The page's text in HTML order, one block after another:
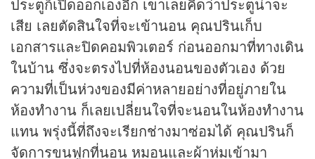
เสีย เลยตัดสินใจที่จะเข้านอน คุณปรินเก็บ
เอกสารและปิดคอมพิวเตอร์ ก่อนออกมาที่ทางเดิน
ในบ้าน ซึ่งจะตรงไปที่ห้องนอนของตัวเอง ด้วย
ความที่เป็นห่วงของมีค่าหลายอย่างที่อยู่ภายใน
ห้องทำงาน ก็เลยเปลี่ยนใจที่จะนอนในห้องทำงาน
แทน พรุ่งนี้ที่ถึงจะเรียกช่างมาซ่อมได้ คุณปรินก็
จัดการขนฟูกที่นอน หมอนและผ้าห่มเข้ามา